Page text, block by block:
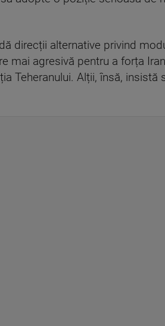
direcții alternative privind
mai agresivă pentru a forța
Teheranului. Alții, însă, insistă